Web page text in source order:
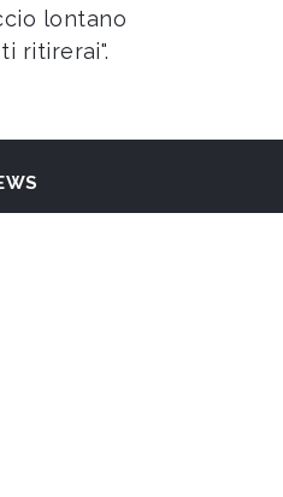
lontano
ritirerai".